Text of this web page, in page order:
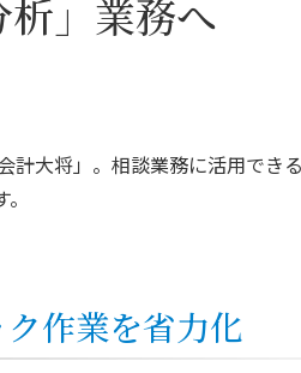
」業務へ
大将」。相談業務に活用でき
作業を省力化